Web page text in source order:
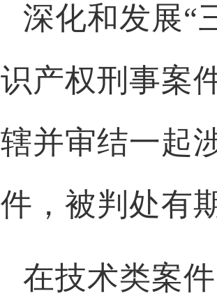
深化和发展“
识产权刑事案
辖并审结一起
件，被判处有
在技术类案